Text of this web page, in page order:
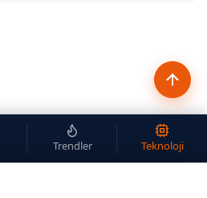
Trendler Teknoloji